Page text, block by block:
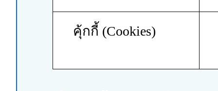
คุ้กกี้ (Cookies)